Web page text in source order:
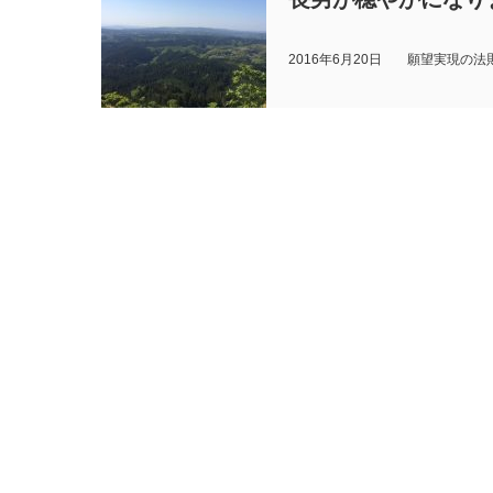
2016年6月20日 願望実現の法